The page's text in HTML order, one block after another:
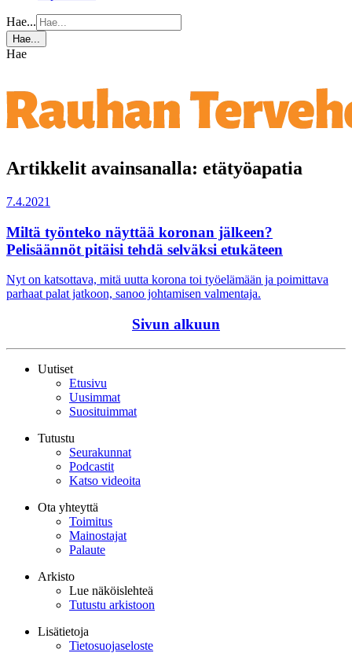
Hae...
Hae...
Hae
Artikkelit avainsanalla: etätyöapatia
7.4.2021
Miltä työnteko näyttää koronan jälkeen?
Pelisäännöt pitäisi tehdä selväksi etukäteen
Nyt on katsottava, mitä uutta korona toi työelämään ja poimittava
parhaat palat jatkoon, sanoo johtamisen valmentaja.
Sivun alkuun
Uutiset
Etusivu
Uusimmat
Suosituimmat
Tutustu
Seurakunnat
Podcastit
Katso videoita
Ota yhteyttä
Toimitus
Mainostajat
Palaute
Arkisto
Lue näköislehteä
Tutustu arkistoon
Lisätietoja
Tietosuojaseloste